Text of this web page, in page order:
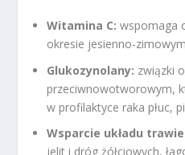
Witamina C: wspomaga
okresie jesienno-
Glukozynolany: związki
przeciwnowotworowym,
w profilaktyce raka płuc,
Wsparcie układu
jelit i dróg żółciowych,